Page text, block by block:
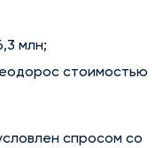
млн;
стоимостью
спросом со